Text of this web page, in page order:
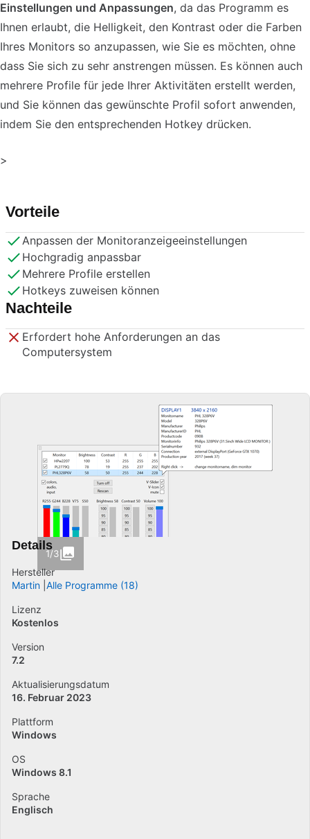
Einstellungen und Anpassungen, da das Programm es
Ihnen erlaubt, die Helligkeit, den Kontrast oder die Farben
Ihres Monitors so anzupassen, wie Sie es möchten, ohne
dass Sie sich zu sehr anstrengen müssen. Es können auch
mehrere Profile für jede Ihrer Aktivitäten erstellt werden,
und Sie können das gewünschte Profil sofort anwenden,
indem Sie den entsprechenden Hotkey drücken.
>
Vorteile
Anpassen der Monitoranzeigeeinstellungen
Hochgradig anpassbar
Mehrere Profile erstellen
Hotkeys zuweisen können
Nachteile
Erfordert hohe Anforderungen an das
Computersystem
1/3
Details
Hersteller
Martin Alle Programme (18)
Lizenz
Kostenlos
Version
7.2
Aktualisierungsdatum
16. Februar 2023
Plattform
Windows
OS
Windows 8.1
Sprache
Englisch